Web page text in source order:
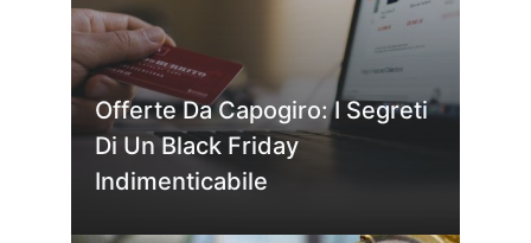
Offerte Da Capogiro: I Segreti
Di Un Black Friday
Indimenticabile